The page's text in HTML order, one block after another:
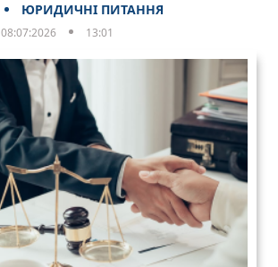
ЮРИДИЧНІ ПИТАННЯ
08:07:2026 13:01